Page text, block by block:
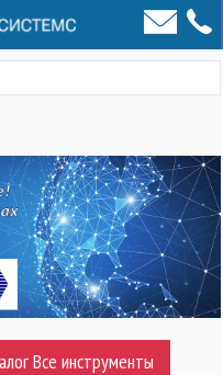
Все инструменты